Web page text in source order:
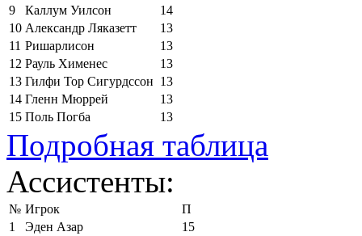
9
Каллум Уилсон
14
10 Александр Ляказетт
13
11 Ришарлисон
13
12 Рауль Хименес
13
13 Гилфи Тор Сигурдссон 13
14 Гленн Мюррей
13
15 Поль Погба 13
Подробная таблица
Ассистенты:
№ Игрок
П
1
Эден Азар
15